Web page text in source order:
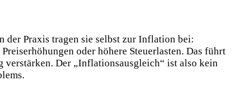
Praxis tragen sie selbst zur Inflation bei:
oder höhere Steuerlasten. Das führt
Der „Inflationsausgleich“ ist also kein